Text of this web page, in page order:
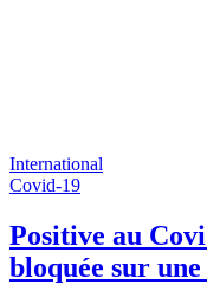
International
Covid-19
Positive au
bloquée sur